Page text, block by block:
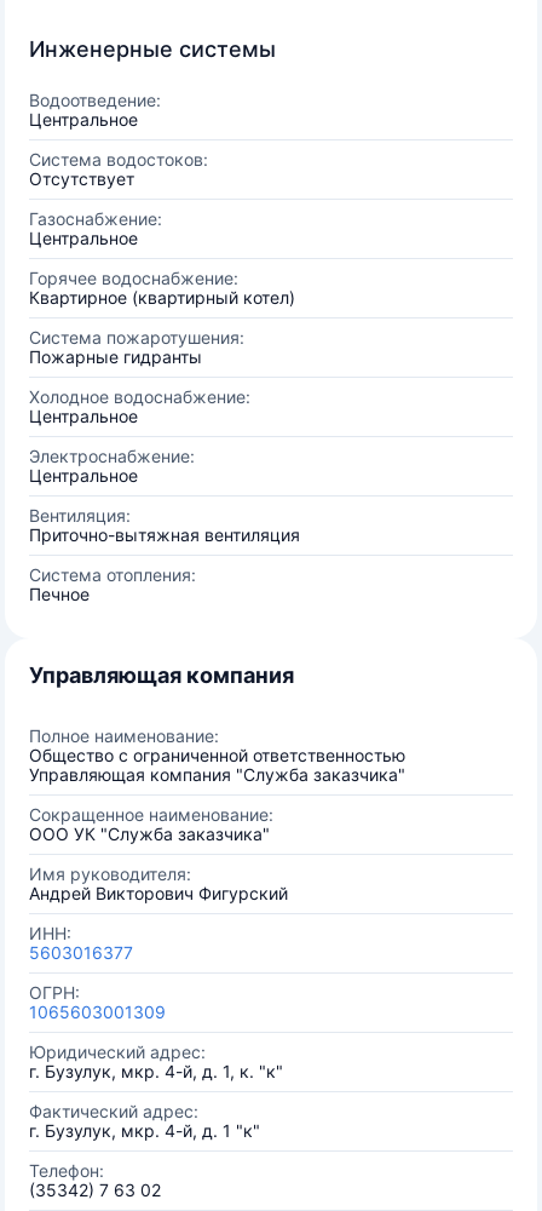
Инженерные системы
Водоотведение:
Центральное
Система водостоков:
Отсутствует
Газоснабжение:
Центральное
Горячее водоснабжение:
Квартирное (квартирный котел)
Система пожаротушения:
Пожарные гидранты
Холодное водоснабжение:
Центральное
Электроснабжение:
Центральное
Вентиляция:
Приточно-вытяжная вентиляция
Система отопления:
Печное
Управляющая компания
Полное наименование:
Общество с ограниченной ответственностью
Управляющая компания "Служба заказчика"
Сокращенное наименование:
ООО УК "Служба заказчика"
Имя руководителя:
Андрей Викторович Фигурский
ИНН:
5603016377
ОГРН:
1065603001309
Юридический адрес:
г. Бузулук, мкр. 4-й, д. 1, к. "к"
Фактический адрес:
г. Бузулук, мкр. 4-й, д. 1 "к"
Телефон:
(35342) 7 63 02